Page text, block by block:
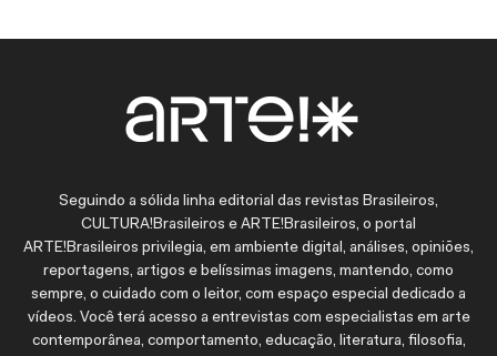
Seguindo a sólida linha editorial das revistas Brasileiros,
CULTURA!Brasileiros e ARTE!Brasileiros, o portal
ARTE!Brasileiros privilegia, em ambiente digital, análises, opiniões,
reportagens, artigos e belíssimas imagens, mantendo, como
sempre, o cuidado com o leitor, com espaço especial dedicado a
vídeos. Você terá acesso a entrevistas com especialistas em arte
contemporânea, comportamento, educação, literatura, filosofia,